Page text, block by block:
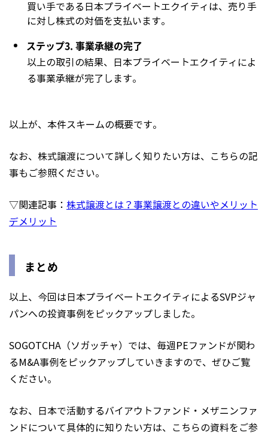
買い手である日本プライベートエクイティは、売り手
に対し株式の対価を支払います。
ステップ3. 事業承継の完了
以上の取引の結果、日本プライベートエクイティによ
る事業承継が完了します。
以上が、本件スキームの概要です。
なお、株式譲渡について詳しく知りたい方は、こちらの記
事もご参照ください。
▽関連記事： 株式譲渡とは？事業譲渡との違いやメリット
デメリット
まとめ
以上、今回は日本プライベートエクイティによるSVPジャ
パンへの投資事例をピックアップしました。
SOGOTCHA（ソガッチャ）では、毎週PEファンドが関わ
るM&A事例をピックアップしていきますので、ぜひご覧
ください。
なお、日本で活動するバイアウトファンド・メザニンファ
ンドについて具体的に知りたい方は、こちらの資料をご参